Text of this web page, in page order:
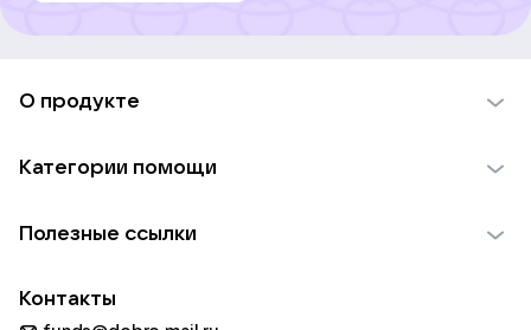
О продукте
Использование материалов
Для НКО
Категории помощи
Пожилым
Полезные ссылки
Контакты